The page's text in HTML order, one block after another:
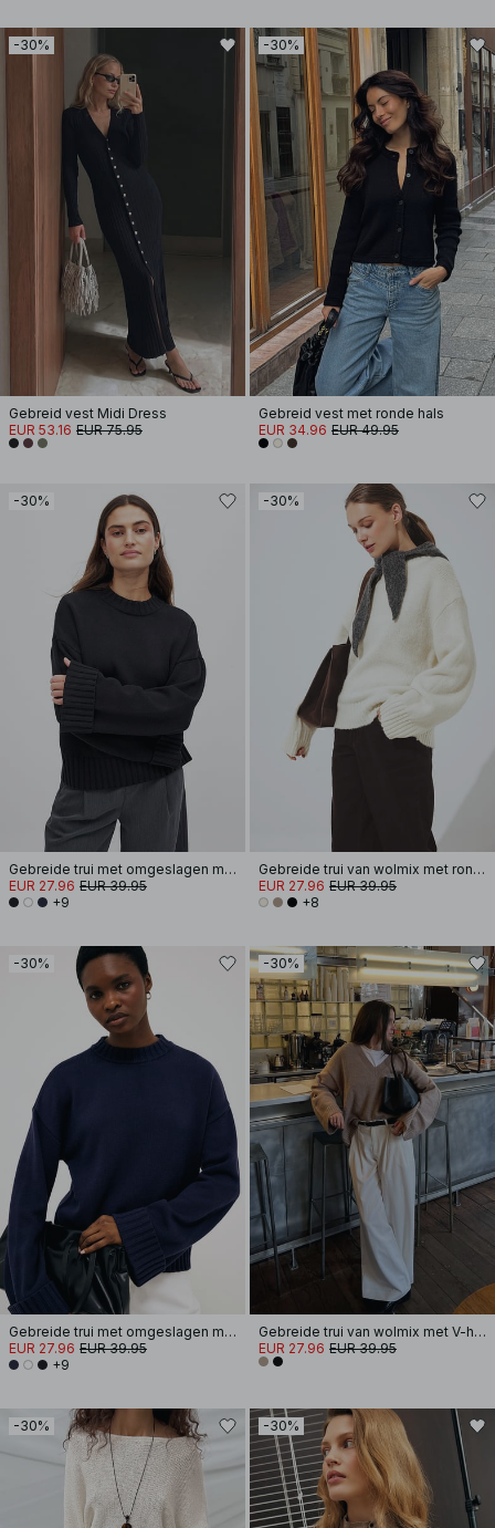
-30%
Gebreid vest Midi Dress
EUR 53.16 EUR 75.95
-30%
Gebreid vest met ronde hals
EUR 34.96 EUR 49.95
-30%
Gebreide trui met omgeslagen mouwen
EUR 27.96 EUR 39.95
+9
-30%
Gebreide trui van wolmix met ronde hals
EUR 27.96 EUR 39.95
+8
-30%
Gebreide trui met omgeslagen mouwen
EUR 27.96 EUR 39.95
+9
-30%
Gebreide trui van wolmix met V-hals
EUR 27.96 EUR 39.95
-30% -30%